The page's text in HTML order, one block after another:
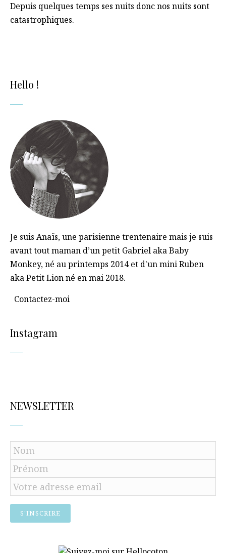
Depuis quelques temps ses nuits donc nos nuits sont
catastrophiques.
Hello !
Je suis Anaïs, une parisienne trentenaire mais je suis
avant tout maman d’un petit Gabriel aka Baby
Monkey, né au printemps 2014 et d'un mini Ruben
aka Petit Lion né en mai 2018.
Contactez-moi
Instagram
NEWSLETTER